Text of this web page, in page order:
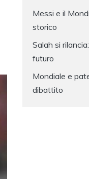
Messi e il
storico
Salah si
futuro
Mondiale e
dibattito